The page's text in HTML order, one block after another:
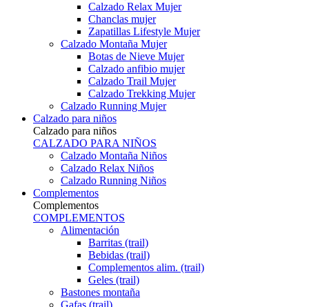
Calzado Relax Mujer
Chanclas mujer
Zapatillas Lifestyle Mujer
Calzado Montaña Mujer
Botas de Nieve Mujer
Calzado anfibio mujer
Calzado Trail Mujer
Calzado Trekking Mujer
Calzado Running Mujer
Calzado para niños
Calzado para niños
CALZADO PARA NIÑOS
Calzado Montaña Niños
Calzado Relax Niños
Calzado Running Niños
Complementos
Complementos
COMPLEMENTOS
Alimentación
Barritas (trail)
Bebidas (trail)
Complementos alim. (trail)
Geles (trail)
Bastones montaña
Gafas (trail)